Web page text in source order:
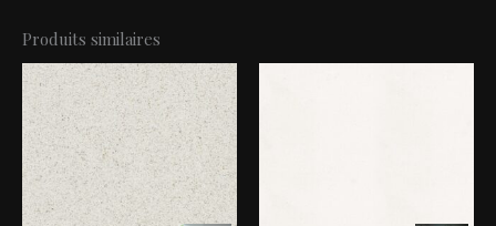
Produits similaires